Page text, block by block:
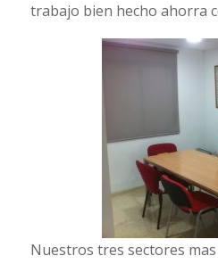
trabajo bien hecho ahorra
Nuestros tres sectores